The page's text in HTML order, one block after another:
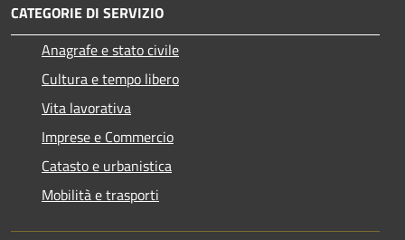
CATEGORIE DI SERVIZIO
Anagrafe e stato civile
Cultura e tempo libero
Vita lavorativa
Imprese e Commercio
Catasto e urbanistica
Mobilità e trasporti